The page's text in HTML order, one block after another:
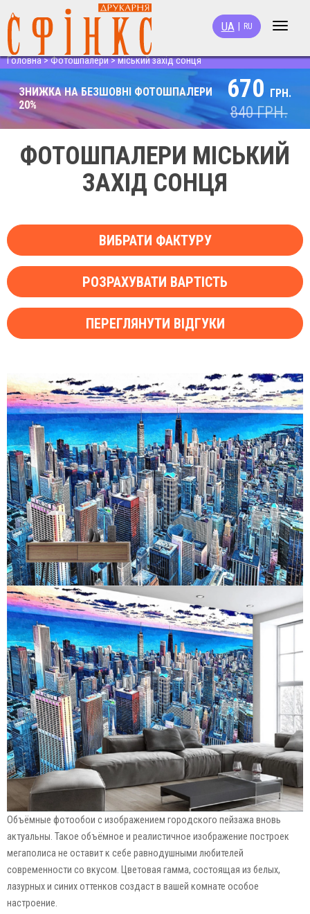
Toggle
UA RU
Головна>Фотошпалери>міський захід сонця
ЗНИЖКА НА БЕЗШОВНІ ФОТОШПАЛЕРИ
20%
670 ГРН.
840ГРН.
ФОТОШПАЛЕРИ МІСЬКИЙ
ЗАХІД СОНЦЯ
ВИБРАТИ ФАКТУРУ
РОЗРАХУВАТИ ВАРТІСТЬ
ПЕРЕГЛЯНУТИ ВІДГУКИ
Объёмные фотообои с изображением городского пейзажа вновь
актуальны. Такое объёмное и реалистичное изображение построек
мегаполиса не оставит к себе равнодушными любителей
современности со вкусом. Цветовая гамма, состоящая из белых,
лазурных и синих оттенков создаст в вашей комнате особое
настроение.